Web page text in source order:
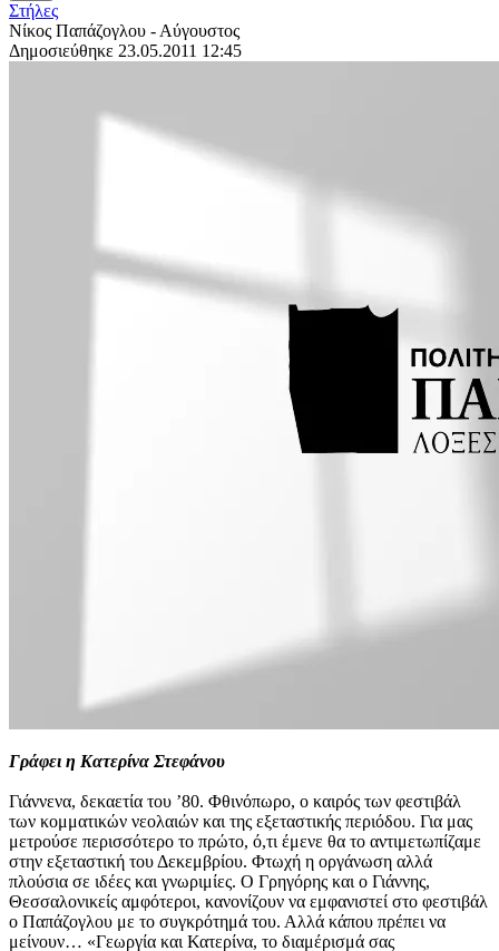
Στήλες
Νίκος Παπάζογλου - Αύγουστος
Δημοσιεύθηκε 23.05.2011 12:45
Γράφει η Κατερίνα Στεφάνου
Γιάννενα, δεκαετία του ’80. Φθινόπωρο, ο καιρός των φεστιβάλ
των κομματικών νεολαιών και της εξεταστικής περιόδου. Για μας
μετρούσε περισσότερο το πρώτο, ό,τι έμενε θα το αντιμετωπίζαμε
στην εξεταστική του Δεκεμβρίου. Φτωχή η οργάνωση αλλά
πλούσια σε ιδέες και γνωριμίες. Ο Γρηγόρης και ο Γιάννης,
Θεσσαλονικείς αμφότεροι, κανονίζουν να εμφανιστεί στο φεστιβάλ
ο Παπάζογλου με το συγκρότημά του. Αλλά κάπου πρέπει να
μείνουν… «Γεωργία και Κατερίνα, το διαμέρισμά σας